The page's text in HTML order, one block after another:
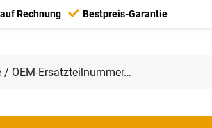
Rechnung Bestpreis-Garantie